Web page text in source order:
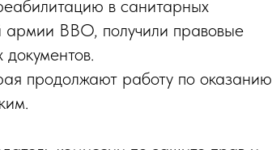
в санитарных
армии ВВО, получили правовые
документов.
продолжают работу по оказанию